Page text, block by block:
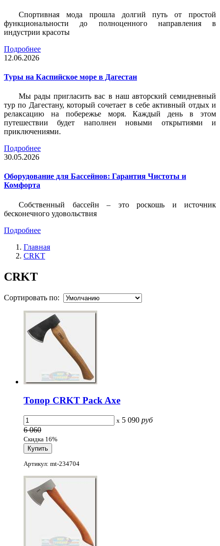
Спортивная мода прошла долгий путь от простой
функциональности до полноценного направления в
индустрии красоты
Подробнее
12.06.2026
Туры на Каспийское море в Дагестан
Мы рады пригласить вас в наш авторский семидневный
тур по Дагестану, который сочетает в себе активный отдых и
релаксацию на побережье моря. Каждый день в этом
путешествии будет наполнен новыми открытиями и
приключениями.
Подробнее
30.05.2026
Оборудование для Бассейнов: Гарантия Чистоты и
Комфорта
Собственный бассейн – это роскошь и источник
бесконечного удовольствия
Подробнее
Главная
CRKT
CRKT
Сортировать по:
Топор CRKT Pack Axe
x 5 090 руб
6 060
Скидка 16%
Артикул: mt-234704